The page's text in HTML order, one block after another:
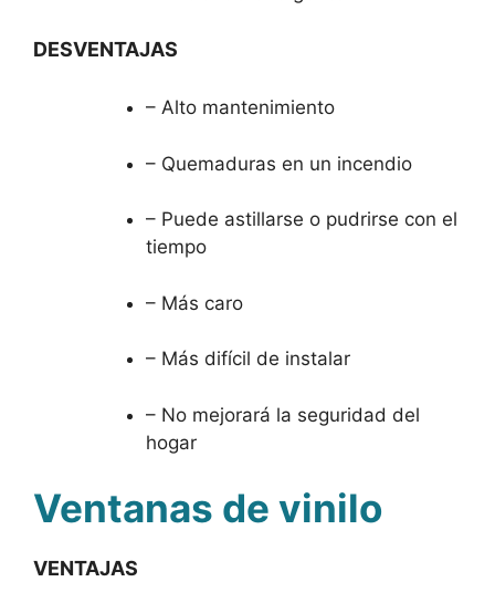
DESVENTAJAS
– Alto mantenimiento
– Quemaduras en un incendio
– Puede astillarse o pudrirse con el
tiempo
– Más caro
– Más difícil de instalar
– No mejorará la seguridad del
hogar
Ventanas de vinilo
VENTAJAS